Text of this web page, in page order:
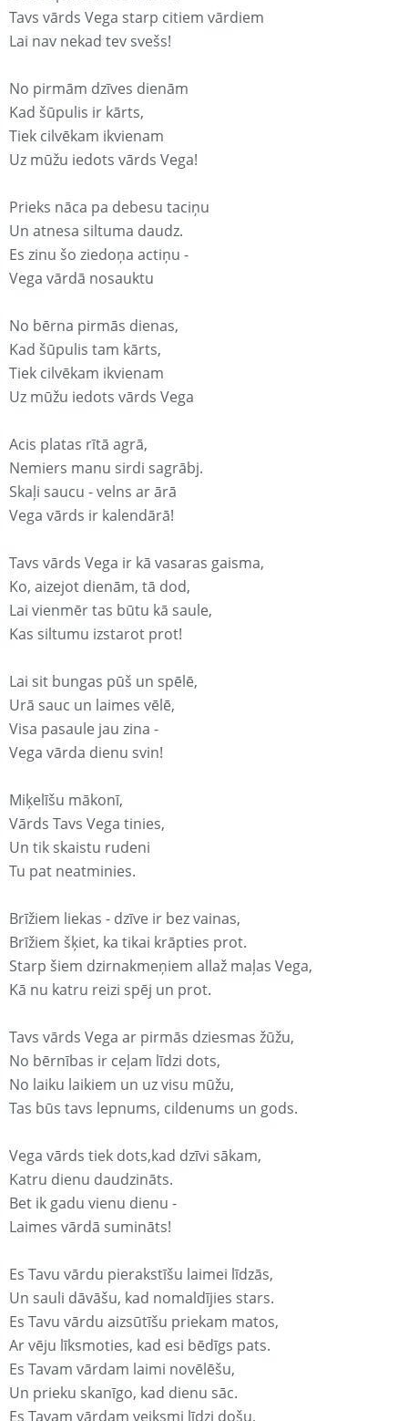
Tavs vārds Vega starp citiem vārdiem
Lai nav nekad tev svešs!
No pirmām dzīves dienām
Kad šūpulis ir kārts,
Tiek cilvēkam ikvienam
Uz mūžu iedots vārds Vega!
Prieks nāca pa debesu taciņu
Un atnesa siltuma daudz.
Es zinu šo ziedoņa actiņu -
Vega vārdā nosauktu
No bērna pirmās dienas,
Kad šūpulis tam kārts,
Tiek cilvēkam ikvienam
Uz mūžu iedots vārds Vega
Acis platas rītā agrā,
Nemiers manu sirdi sagrābj.
Skaļi saucu - velns ar ārā
Vega vārds ir kalendārā!
Tavs vārds Vega ir kā vasaras gaisma,
Ko, aizejot dienām, tā dod,
Lai vienmēr tas būtu kā saule,
Kas siltumu izstarot prot!
Lai sit bungas pūš un spēlē,
Urā sauc un laimes vēlē,
Visa pasaule jau zina -
Vega vārda dienu svin!
Miķelīšu mākonī,
Vārds Tavs Vega tinies,
Un tik skaistu rudeni
Tu pat neatminies.
Brīžiem liekas - dzīve ir bez vainas,
Brīžiem šķiet, ka tikai krāpties prot.
Starp šiem dzirnakmeņiem allaž maļas Vega,
Kā nu katru reizi spēj un prot.
Tavs vārds Vega ar pirmās dziesmas žūžu,
No bērnības ir ceļam līdzi dots,
No laiku laikiem un uz visu mūžu,
Tas būs tavs lepnums, cildenums un gods.
Vega vārds tiek dots,kad dzīvi sākam,
Katru dienu daudzināts.
Bet ik gadu vienu dienu -
Laimes vārdā sumināts!
Es Tavu vārdu pierakstīšu laimei līdzās,
Un sauli dāvāšu, kad nomaldījies stars.
Es Tavu vārdu aizsūtīšu priekam matos,
Ar vēju līksmoties, kad esi bēdīgs pats.
Es Tavam vārdam laimi novēlēšu,
Un prieku skanīgo, kad dienu sāc.
Es Tavam vārdam veiksmi līdzi došu,